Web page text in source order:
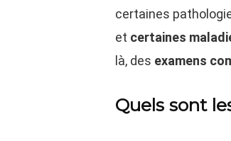
certaines
et certaines
là, des examens
Quels sont